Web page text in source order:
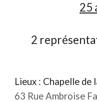
25
2
Lieux : Chapelle de
63 Rue Ambroise